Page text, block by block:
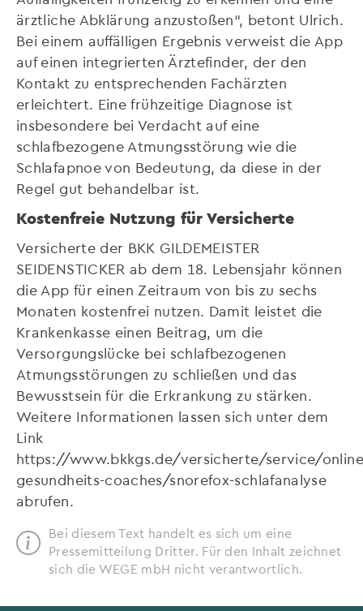
ärztliche Abklärung anzustoßen“, betont Ulrich.
Bei einem auffälligen Ergebnis verweist die App
auf einen integrierten Ärztefinder, der den
Kontakt zu entsprechenden Fachärzten
erleichtert. Eine frühzeitige Diagnose ist
insbesondere bei Verdacht auf eine
schlafbezogene Atmungsstörung wie die
Schlafapnoe von Bedeutung, da diese in der
Regel gut behandelbar ist.
Kostenfreie Nutzung für Versicherte
Versicherte der BKK GILDEMEISTER
SEIDENSTICKER ab dem 18. Lebensjahr können
die App für einen Zeitraum von bis zu sechs
Monaten kostenfrei nutzen. Damit leistet die
Krankenkasse einen Beitrag, um die
Versorgungslücke bei schlafbezogenen
Atmungsstörungen zu schließen und das
Bewusstsein für die Erkrankung zu stärken.
Weitere Informationen lassen sich unter dem
Link
https://www.bkkgs.de/versicherte/service/
gesundheits-coaches/snorefox-schlafanalyse
abrufen.
Bei diesem Text handelt es sich um eine
Pressemitteilung Dritter. Für den Inhalt zeichnet
sich die WEGE mbH nicht verantwortlich.